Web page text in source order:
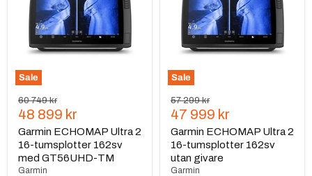
Sale
16-
tumsplotter
162sv
med
GT56UHD-
Ursprungspris
60 749 kr
Nuvarande
pris
48 899 kr
Garmin ECHOMAP Ultra 2
16-tumsplotter 162sv
med GT56UHD-TM
Garmin
Sale
16-
tumsplotter
162sv
utan
givare
Ursprungspris
57 299 kr
Nuvarande
pris
47 999 kr
Garmin ECHOMAP Ultra 2
16-tumsplotter 162sv
utan givare
Garmin